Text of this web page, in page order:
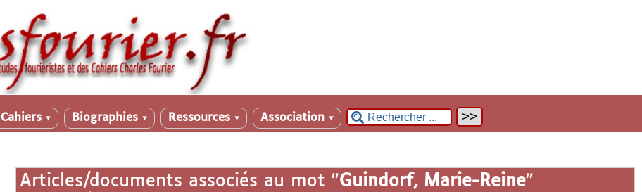
Cahiers ▼ Biographies ▼ Ressources ▼ Association ▼
Articles/documents associés au mot "Guindorf, Marie-Reine"